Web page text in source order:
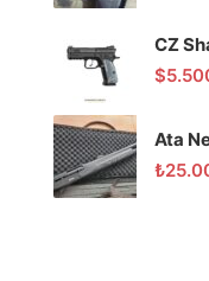
CZ
$
Ata
₺